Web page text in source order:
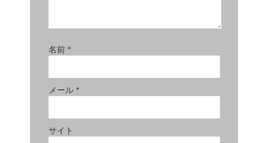
名前 *
メール *
サイト